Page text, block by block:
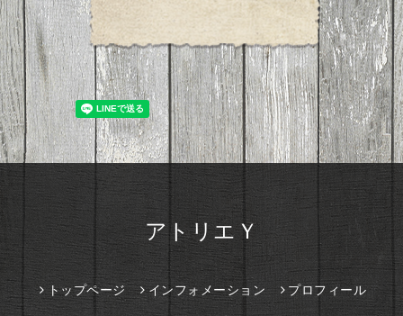
アトリエＹ
トップページ インフォメーション プロフィール